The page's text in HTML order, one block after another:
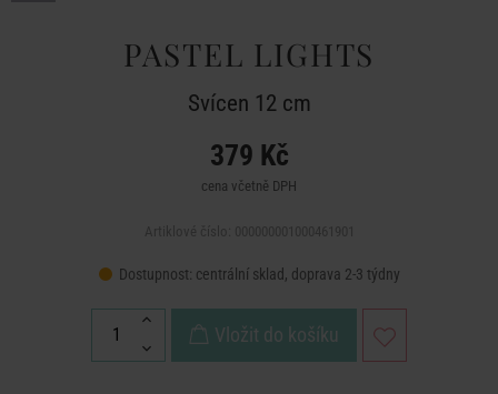
PASTEL LIGHTS
Svícen 12 cm
379 Kč
cena včetně DPH
Dostupnost: centrální sklad, doprava 2-3 týdny
Vložit do košíku